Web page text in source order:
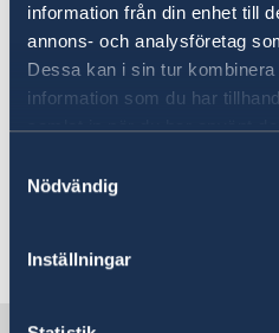
information från din enhet till
annons- och analysföretag
Dessa kan i sin tur
information som du har
samlat in när du har använt
Nödvändig
Inställningar
For more information on
permits, please see the
the Swedish Migration
Migrationsverket.
For residency and work
the Embassy of Sweden